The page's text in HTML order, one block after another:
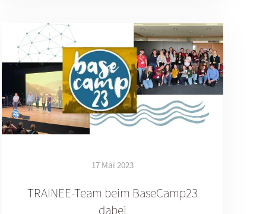
17 Mai 2023
TRAINEE-Team beim BaseCamp23
dabei